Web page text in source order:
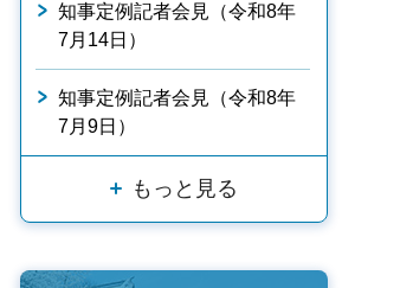
知事定例記者会見（令和8年
7月14日）
知事定例記者会見（令和8年
7月9日）
もっと見る